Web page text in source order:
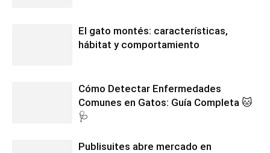
El gato montés: características,
hábitat y comportamiento
Cómo Detectar Enfermedades
Comunes en Gatos: Guía Completa 🐱
🩺
Publisuites abre mercado en